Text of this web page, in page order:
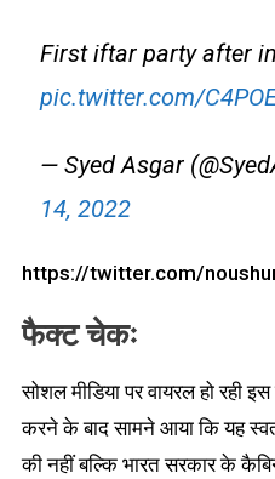
First iftar party after
pic.twitter.com/
— Syed Asgar
14, 2022
https://twitter.com/
फैक्ट चेकः
सोशल मीडिया पर वायरल हो रही
करने के बाद सामने आया कि यह
की नहीं बल्कि भारत सरकार के